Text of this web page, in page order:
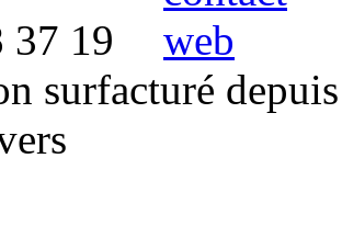
37 19
surfacturé